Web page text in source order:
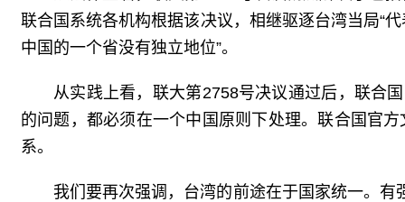
联合国系统各机构根据该决议，相继驱逐台湾当局“
中国的一个省没有独立地位”。
从实践上看，联大第2758号决议通过后，联合
的问题，都必须在一个中国原则下处理。联合国官
系。
我们要再次强调，台湾的前途在于国家统一。